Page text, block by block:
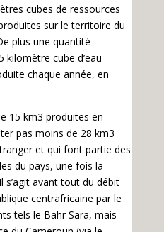
cubes de ressources
sur le territoire du
plus une quantité
kilomètre cube d’eau
chaque année, en
15 km3 produites en
pas moins de 28 km3
et qui font partie des
du pays, une fois la
s’agit avant tout du débit
centrafricaine par le
tels le Bahr Sara, mais